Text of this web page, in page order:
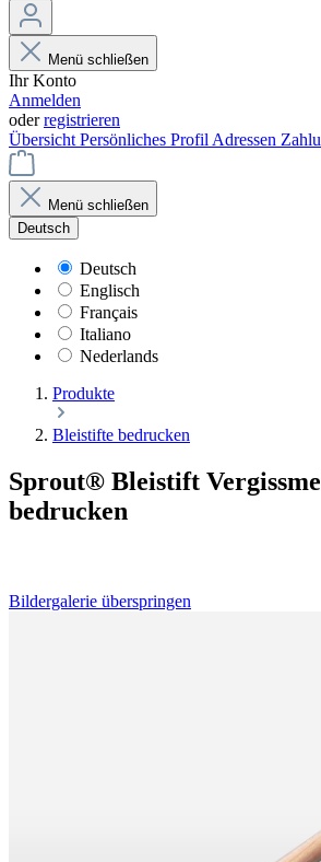
Menü schließen
Ihr Konto
Anmelden
oderregistrieren
Übersicht Persönliches Profil Adressen
Menü schließen
Deutsch
Deutsch
Englisch
Français
Italiano
Nederlands
Produkte
Bleistifte bedrucken
Sprout® Bleistift
bedrucken
Bildergalerie überspringen